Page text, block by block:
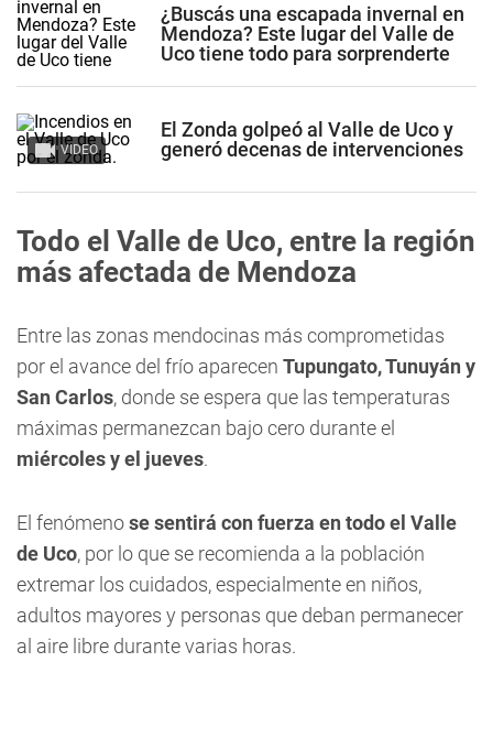
¿Buscás una escapada invernal en
Mendoza? Este lugar del Valle de
Uco tiene todo para sorprenderte
VIDEO
El Zonda golpeó al Valle de Uco y
generó decenas de intervenciones
Todo el Valle de Uco, entre la región
más afectada de Mendoza
Entre las zonas mendocinas más comprometidas
por el avance del frío aparecen Tupungato, Tunuyán y
San Carlos, donde se espera que las temperaturas
máximas permanezcan bajo cero durante el
miércoles y el jueves.
El fenómenose sentirá con fuerza en todo el Valle
de Uco, por lo que se recomienda a la población
extremar los cuidados, especialmente en niños,
adultos mayores y personas que deban permanecer
al aire libre durante varias horas.